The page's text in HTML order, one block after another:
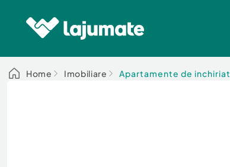
Home Imobiliare Apartamente de inchiriat